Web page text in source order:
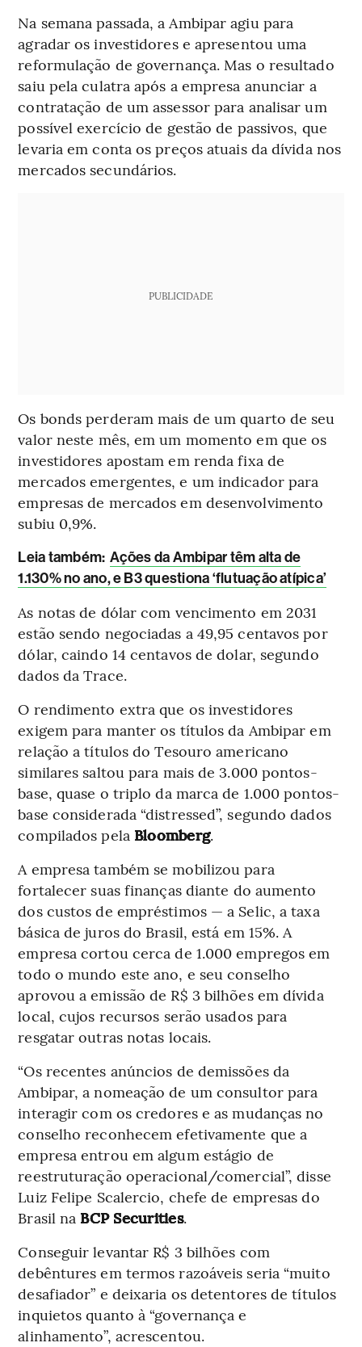
Na semana passada, a Ambipar agiu para
agradar os investidores e apresentou uma
reformulação de governança. Mas o resultado
saiu pela culatra após a empresa anunciar a
contratação de um assessor para analisar um
possível exercício de gestão de passivos, que
levaria em conta os preços atuais da dívida nos
mercados secundários.
PUBLICIDADE
Os bonds perderam mais de um quarto de seu
valor neste mês, em um momento em que os
investidores apostam em renda fixa de
mercados emergentes, e um indicador para
empresas de mercados em desenvolvimento
subiu 0,9%.
Leia também: Ações da Ambipar têm alta de
1.130% no ano, e B3 questiona ‘flutuação atípica’
As notas de dólar com vencimento em 2031
estão sendo negociadas a 49,95 centavos por
dólar, caindo 14 centavos de dolar, segundo
dados da Trace.
O rendimento extra que os investidores
exigem para manter os títulos da Ambipar em
relação a títulos do Tesouro americano
similares saltou para mais de 3.000 pontos-
base, quase o triplo da marca de 1.000 pontos-
base considerada “distressed”, segundo dados
compilados pela Bloomberg.
A empresa também se mobilizou para
fortalecer suas finanças diante do aumento
dos custos de empréstimos — a Selic, a taxa
básica de juros do Brasil, está em 15%. A
empresa cortou cerca de 1.000 empregos em
todo o mundo este ano, e seu conselho
aprovou a emissão de R$ 3 bilhões em dívida
local, cujos recursos serão usados ​​para
resgatar outras notas locais.
“Os recentes anúncios de demissões da
Ambipar, a nomeação de um consultor para
interagir com os credores e as mudanças no
conselho reconhecem efetivamente que a
empresa entrou em algum estágio de
reestruturação operacional/comercial”, disse
Luiz Felipe Scalercio, chefe de empresas do
Brasil na BCP Securities.
Conseguir levantar R$ 3 bilhões com
debêntures em termos razoáveis ​​seria “muito
desafiador” e deixaria os detentores de títulos
inquietos quanto à “governança e
alinhamento”, acrescentou.